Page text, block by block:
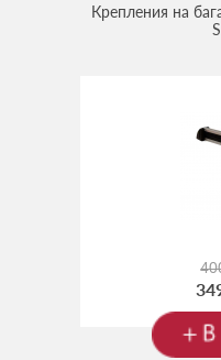
Крепления на